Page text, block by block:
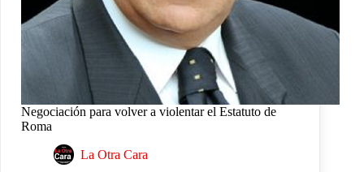
Negociación para volver a violentar el Estatuto de
Roma
La Otra Cara